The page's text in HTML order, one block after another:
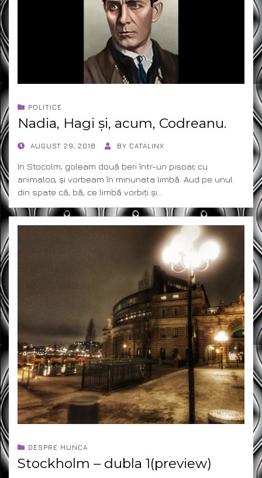
POLITICE
Nadia, Hagi și, acum, Codreanu.
POSTEDAUGUST 29, 2018 BY CATALINX
In Stocolm, goleam două beri într-un pisoar, cu
animaloo, și vorbeam în minunata limbă. Aud pe unul
din spate că, bă, ce limbă vorbiți și…
DESPRE MUNCA
Stockholm – dubla 1(preview)